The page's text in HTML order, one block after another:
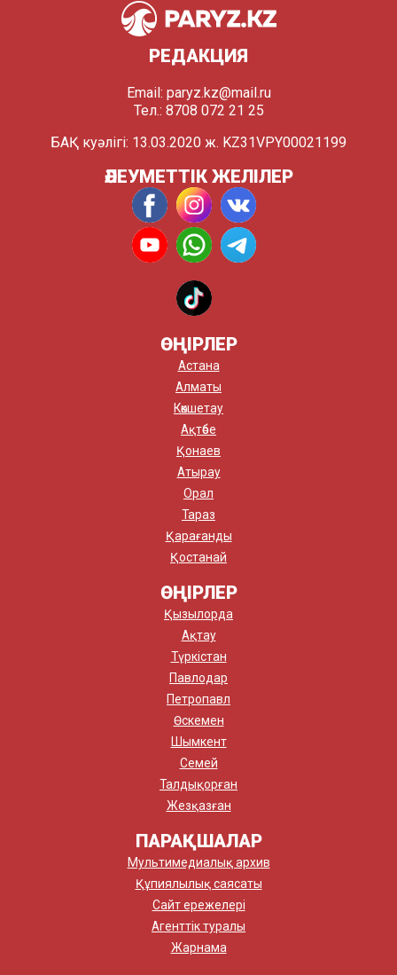
РЕДАКЦИЯ
Email: paryz.kz@mail.ru
Тел.: 8708 072 21 25
БАҚ куәлігі: 13.03.2020 ж. KZ31VPY00021199
ӘЛЕУМЕТТІК ЖЕЛІЛЕР
ӨҢІРЛЕР
Астана
Алматы
Көкшетау
Ақтөбе
Қонаев
Атырау
Орал
Тараз
Қарағанды
Қостанай
ӨҢІРЛЕР
Қызылорда
Ақтау
Түркістан
Павлодар
Петропавл
Өскемен
Шымкент
Семей
Талдықорған
Жезқазған
ПАРАҚШАЛАР
Мультимедиалық архив
Құпиялылық саясаты
Сайт ережелері
Агенттік туралы
Жарнама